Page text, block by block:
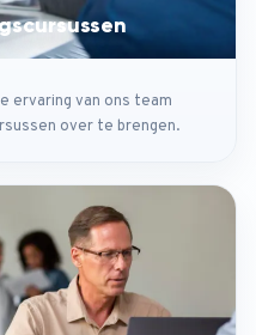
ervaring van ons team
over te brengen.